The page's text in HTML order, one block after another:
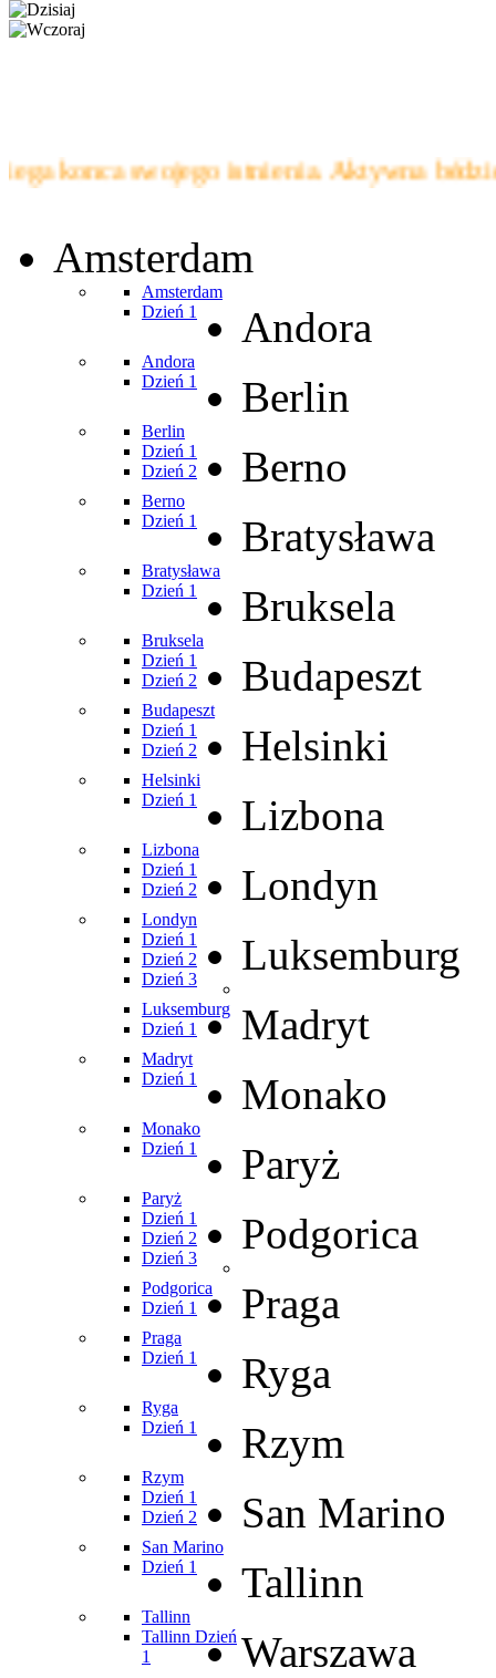
konca swojego istnienia. Aktywna bédzie i
Amsterdam
Amsterdam
Dzień 1
Andora
Andora
Dzień 1
Berlin
Berlin
Dzień 1
Dzień 2
Berno
Berno
Dzień 1
Bratysława
Bratysława
Dzień 1
Bruksela
Bruksela
Dzień 1
Dzień 2
Budapeszt
Budapeszt
Dzień 1
Dzień 2
Helsinki
Helsinki
Dzień 1
Lizbona
Lizbona
Dzień 1
Dzień 2
Londyn
Londyn
Dzień 1
Dzień 2
Dzień 3
Luksemburg
Luksemburg
Dzień 1
Madryt
Madryt
Dzień 1
Monako
Monako
Dzień 1
Paryż
Paryż
Dzień 1
Dzień 2
Dzień 3
Podgorica
Podgorica
Dzień 1
Praga
Praga
Dzień 1
Ryga
Ryga
Dzień 1
Rzym
Rzym
Dzień 1
Dzień 2
San Marino
San Marino
Dzień 1
Tallinn
Tallinn
Tallinn Dzień
1
Warszawa